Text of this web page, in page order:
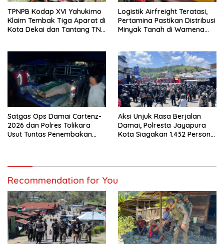
TPNPB Kodap XVI Yahukimo
Klaim Tembak Tiga Aparat di
Kota Dekai dan Tantang TNI-
Logistik Airfreight Teratasi,
Pertamina Pastikan Distribusi
Minyak Tanah di Wamena
Satgas Ops Damai Cartenz-
2026 dan Polres Tolikara
Usut Tuntas Penembakan
Aksi Unjuk Rasa Berjalan
Damai, Polresta Jayapura
Kota Siagakan 1.432 Personel
Recommendation for You